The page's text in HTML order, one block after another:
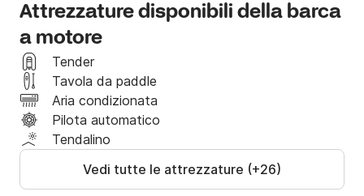
Attrezzature disponibili della barca
a motore
Tender
Tavola da paddle
Aria condizionata
Pilota automatico
Tendalino
Vedi tutte le attrezzature (+26)